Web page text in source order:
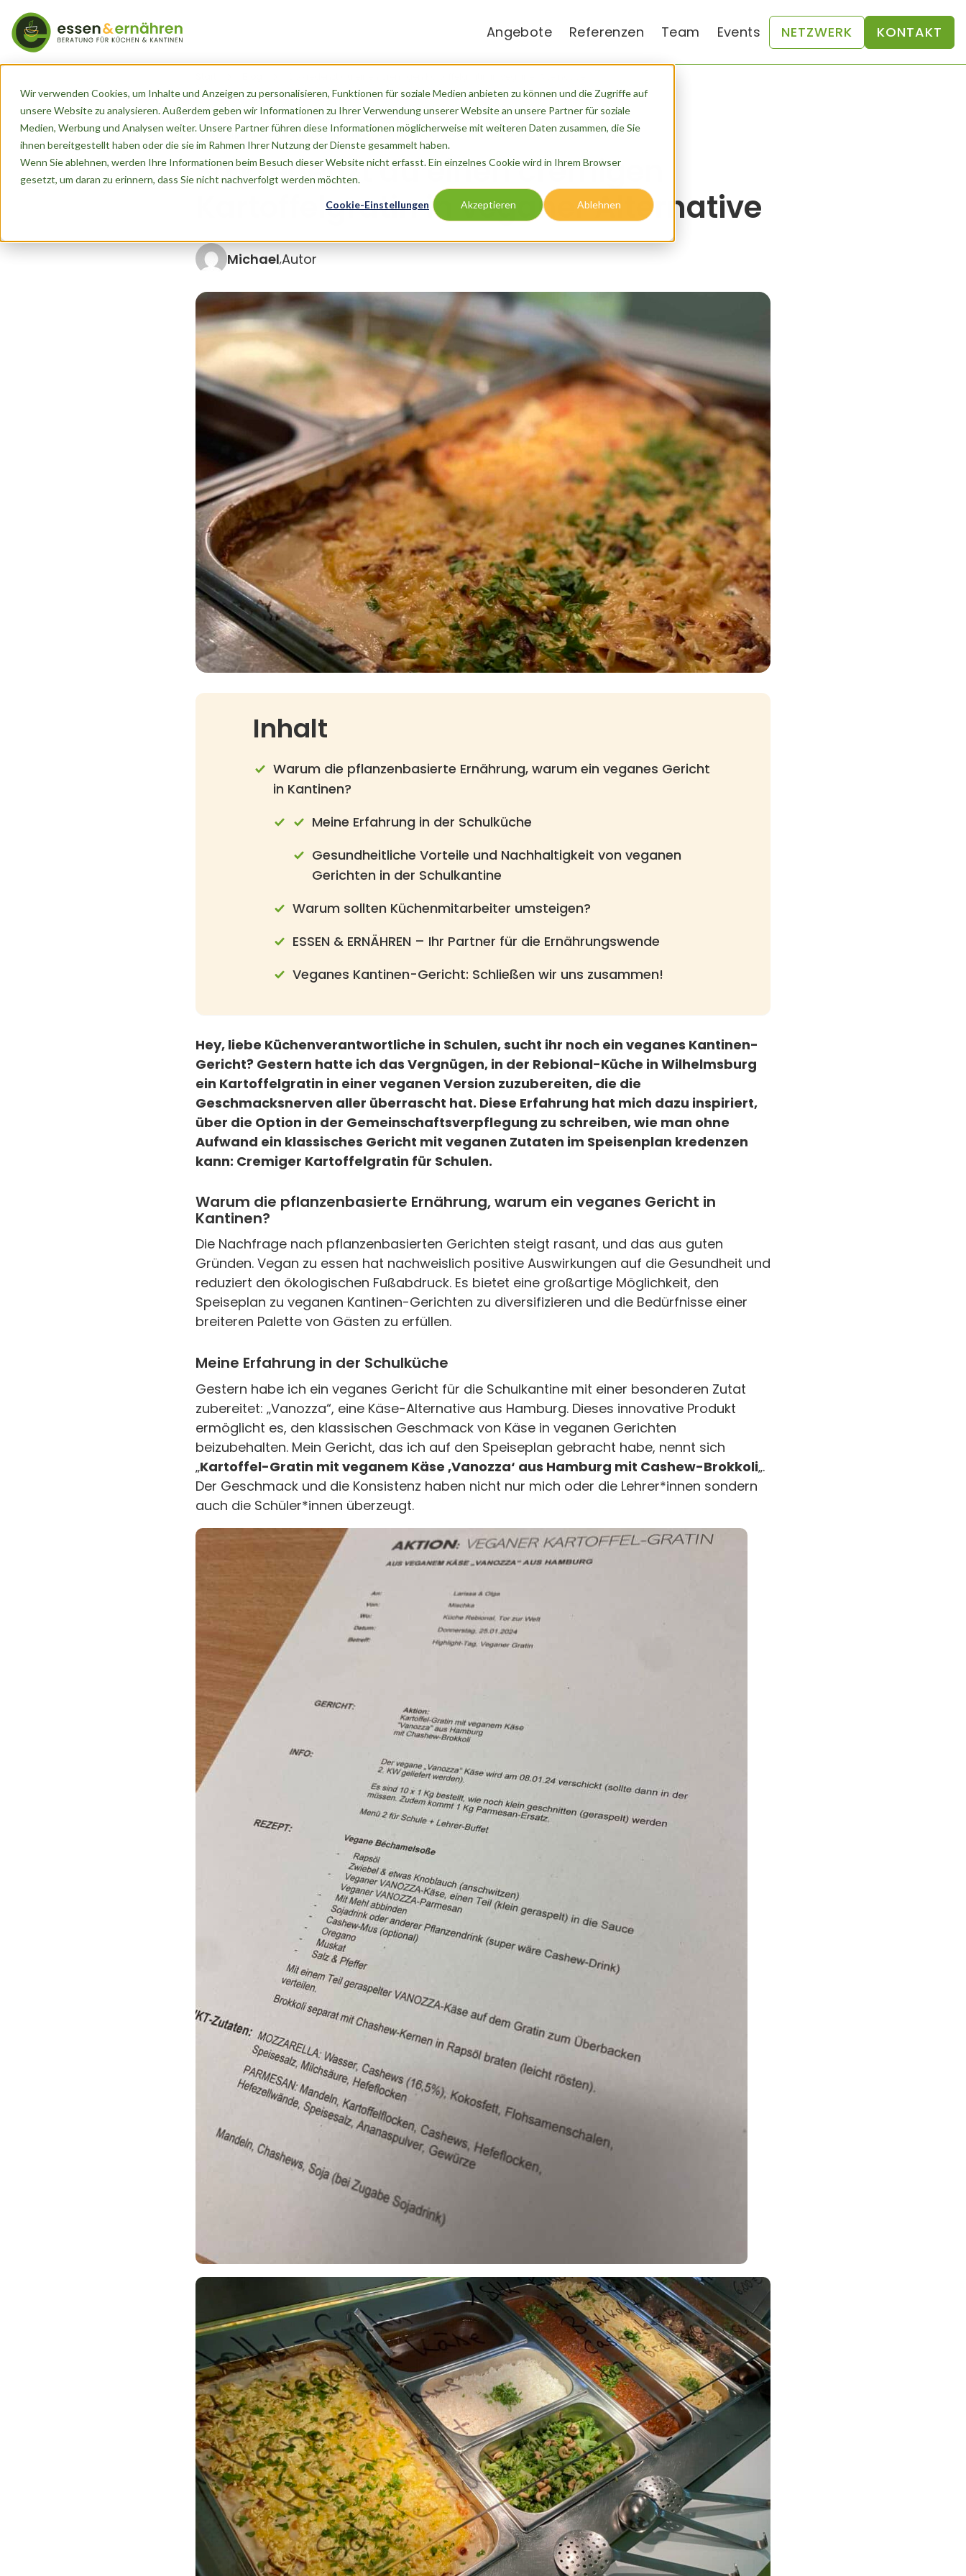
Wir verwenden Cookies, um Inhalte und Anzeigen zu personalisieren, Funktionen für soziale Medien anbieten zu können und die Zugriffe auf
unsere Website zu analysieren. Außerdem geben wir Informationen zu Ihrer Verwendung unserer Website an unsere Partner für soziale
Medien, Werbung und Analysen weiter. Unsere Partner führen diese Informationen möglicherweise mit weiteren Daten zusammen, die Sie
ihnen bereitgestellt haben oder die sie im Rahmen Ihrer Nutzung der Dienste gesammelt haben.
Wenn Sie ablehnen, werden Ihre Informationen beim Besuch dieser Website nicht erfasst. Ein einzelnes Cookie wird in Ihrem Browser
gesetzt, um daran zu erinnern, dass Sie nicht nachverfolgt werden möchten.
Cookie-Einstellungen Akzeptieren Ablehnen
Angebote Referenzen Team Events NETZWERK KONTAKT
Veröffentlicht vonMichaelam 26. Januar 2024
So kredenzt du einen cremigen
Kartoffelgratin in veganer Alternative
Michael,Autor
Inhalt
Warum die pflanzenbasierte Ernährung, warum ein veganes Gericht
in Kantinen?
Meine Erfahrung in der Schulküche
Gesundheitliche Vorteile und Nachhaltigkeit von veganen
Gerichten in der Schulkantine
Warum sollten Küchenmitarbeiter umsteigen?
ESSEN & ERNÄHREN – Ihr Partner für die Ernährungswende
Veganes Kantinen-Gericht: Schließen wir uns zusammen!
Hey, liebe Küchenverantwortliche in Schulen, sucht ihr noch ein veganes Kantinen-
Gericht? Gestern hatte ich das Vergnügen, in der Rebional-Küche in Wilhelmsburg
ein Kartoffelgratin in einer veganen Version zuzubereiten, die die
Geschmacksnerven aller überrascht hat. Diese Erfahrung hat mich dazu inspiriert,
über die Option in der Gemeinschaftsverpflegung zu schreiben, wie man ohne
Aufwand ein klassisches Gericht mit veganen Zutaten im Speisenplan kredenzen
kann: Cremiger Kartoffelgratin für Schulen.
Warum die pflanzenbasierte Ernährung, warum ein veganes Gericht in
Kantinen?
Die Nachfrage nach pflanzenbasierten Gerichten steigt rasant, und das aus guten
Gründen. Vegan zu essen hat nachweislich positive Auswirkungen auf die Gesundheit und
reduziert den ökologischen Fußabdruck. Es bietet eine großartige Möglichkeit, den
Speiseplan zu veganen Kantinen-Gerichten zu diversifizieren und die Bedürfnisse einer
breiteren Palette von Gästen zu erfüllen.
Meine Erfahrung in der Schulküche
Gestern habe ich ein veganes Gericht für die Schulkantine mit einer besonderen Zutat
zubereitet: „Vanozza“, eine Käse-Alternative aus Hamburg. Dieses innovative Produkt
ermöglicht es, den klassischen Geschmack von Käse in veganen Gerichten
beizubehalten. Mein Gericht, das ich auf den Speiseplan gebracht habe, nennt sich
„Kartoffel-Gratin mit veganem Käse ‚Vanozza‘ aus Hamburg mit Cashew-Brokkoli„.
Der Geschmack und die Konsistenz haben nicht nur mich oder die Lehrer*innen sondern
auch die Schüler*innen überzeugt.